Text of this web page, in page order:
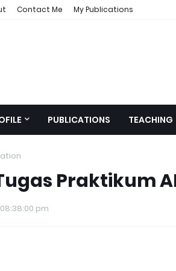
Contact Me My Publications
PUBLICATIONS TEACHING
Praktikum
pm